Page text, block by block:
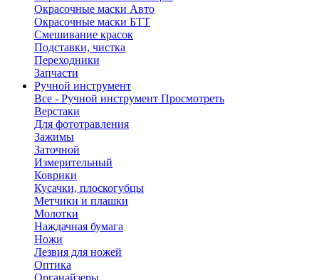
Окрасочные маски Авто
Окрасочные маски БТТ
Смешивание красок
Подставки, чистка
Переходники
Запчасти
Ручной инструмент
Все - Ручной инструмент Просмотреть
Верстаки
Для фототравления
Зажимы
Заточной
Измерительный
Коврики
Кусачки, плоскогубцы
Метчики и плашки
Молотки
Наждачная бумага
Ножи
Лезвия для ножей
Оптика
Органайзеры